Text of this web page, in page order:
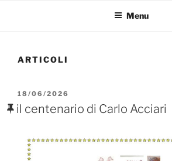
Menu
ARTICOLI
PUBBLICATO
IL
18/06/2026
il centenario di Carlo Acciari